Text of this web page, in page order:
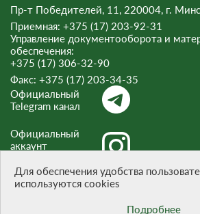
Пр-т Победителей, 11, 220004, г.
Приемная: +375 (17) 203-92-31
Управление документооборота и
обеспечения:
+375 (17) 306-32-90
Факс: +375 (17) 203-34-35
Официальный
Telegram канал
Официальный
аккаунт
Официальный
Для обеспечения удобства
используются cookies
Подробнее